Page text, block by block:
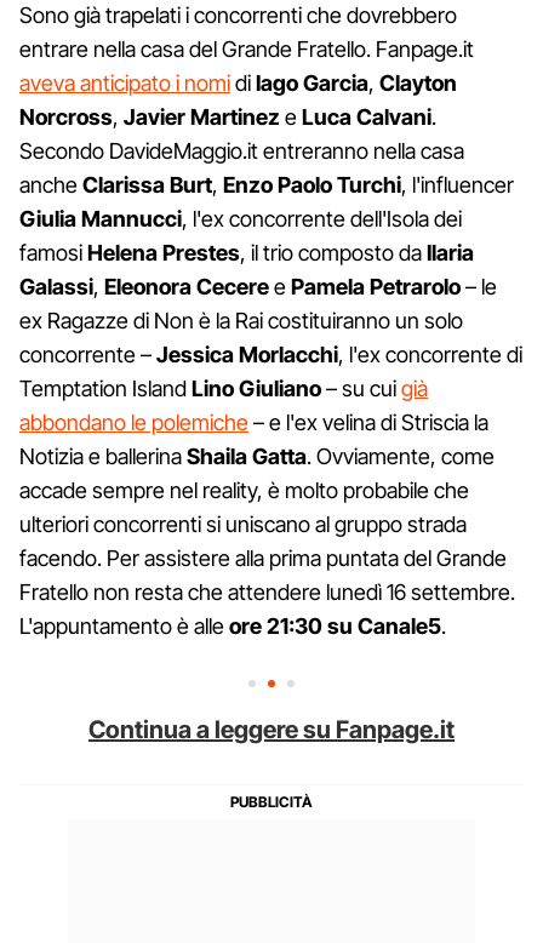
Sono già trapelati i concorrenti che dovrebbero
entrare nella casa del Grande Fratello. Fanpage.it
aveva anticipato i nomidiIago Garcia, Clayton
Norcross, Javier Martinez eLuca Calvani.
Secondo DavideMaggio.it entreranno nella casa
ancheClarissa Burt, Enzo Paolo Turchi, l'influencer
Giulia Mannucci, l'ex concorrente dell'Isola dei
famosiHelena Prestes, il trio composto daIlaria
Galassi, Eleonora CecereePamela Petrarolo– le
ex Ragazze di Non è la Rai costituiranno un solo
concorrente –Jessica Morlacchi, l'ex concorrente di
Temptation IslandLino Giuliano– su cuigià
abbondano le polemiche– e l'ex velina di Striscia la
Notizia e ballerinaShaila Gatta. Ovviamente, come
accade sempre nel reality, è molto probabile che
ulteriori concorrenti si uniscano al gruppo strada
facendo. Per assistere alla prima puntata del Grande
Fratello non resta che attendere lunedì 16 settembre.
L'appuntamento è alleore 21:30 su Canale5.
Continua a leggere su Fanpage.it